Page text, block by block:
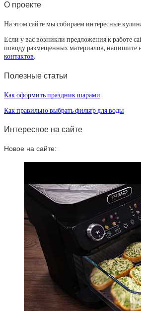
О проекте
На этом сайте мы собираем интересные
Если у вас возникли предложения к работе
поводу размещенных материалов, напишите
контактов.
Полезные статьи
Как оформить праздник шарами
Как правильно выбрать фильтр для воды
Интересное на сайте
Новое на сайте: